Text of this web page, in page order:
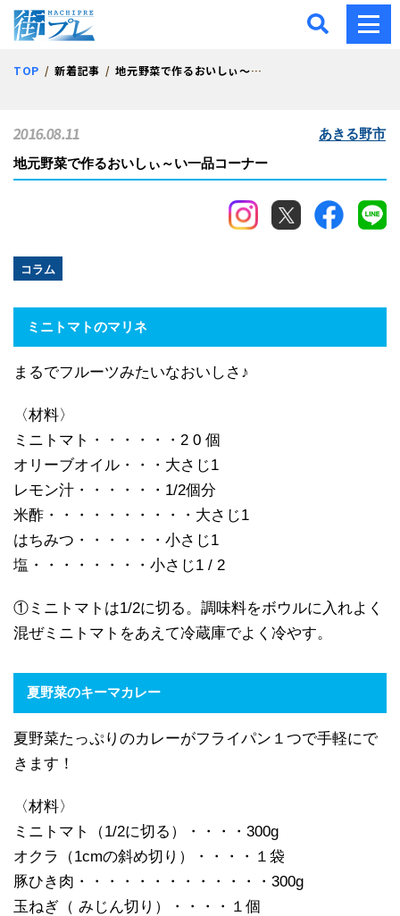
街プレ -東京・西多摩の
TOP 新着記事 地元野菜で作るおいしぃ～い一品コーナー
地元野菜で作るおいしぃ～い一品コーナー
コラム
2016.08.11 あきる野市
ミニトマトのマリネ
まるでフルーツみたいなおいしさ♪
〈材料〉
ミニトマト・・・・・・2 0 個
オリーブオイル・・・大さじ1
レモン汁・・・・・・1/2個分
米酢・・・・・・・・・・大さじ1
はちみつ・・・・・・小さじ1
塩・・・・・・・・小さじ1 / 2
①ミニトマトは1/2に切る。調味料をボウルに入れよく
混ぜミニトマトをあえて冷蔵庫でよく冷やす。
夏野菜のキーマカレー
夏野菜たっぷりのカレーがフライパン１つで手軽にで
きます！
〈材料〉
ミニトマト（1/2に切る）・・・・300g
オクラ（1cmの斜め切り）・・・・１袋
豚ひき肉・・・・・・・・・・・・・300g
玉ねぎ（ みじん切り）・・・・１個